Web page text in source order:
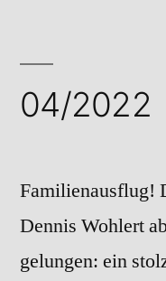
04/2022
Familienausflug!
Dennis Wohlert
gelungen: ein